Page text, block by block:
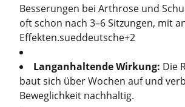
Besserungen bei Arthrose und
oft schon nach 3–6 Sitzungen, mit
Effekten.sueddeutsche+2
Langanhaltende Wirkung: Die
baut sich über Wochen auf und
Beweglichkeit nachhaltig.